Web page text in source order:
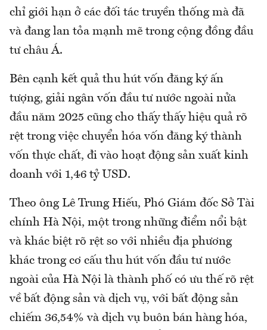
chỉ giới hạn ở các đối tác truyền thống mà đã
và đang lan tỏa mạnh mẽ trong cộng đồng đầu
tư châu Á.
Bên cạnh kết quả thu hút vốn đăng ký ấn
tượng, giải ngân vốn đầu tư nước ngoài nửa
đầu năm 2025 cũng cho thấy thấy hiệu quả rõ
rệt trong việc chuyển hóa vốn đăng ký thành
vốn thực chất, đi vào hoạt động sản xuất kinh
doanh với 1,46 tỷ USD.
Theo ông Lê Trung Hiếu, Phó Giám đốc Sở Tài
chính Hà Nội, một trong những điểm nổi bật
và khác biệt rõ rệt so với nhiều địa phương
khác trong cơ cấu thu hút vốn đầu tư nước
ngoài của Hà Nội là thành phố có ưu thế rõ rệt
về bất động sản và dịch vụ, với bất động sản
chiếm 36,54% và dịch vụ buôn bán hàng hóa,